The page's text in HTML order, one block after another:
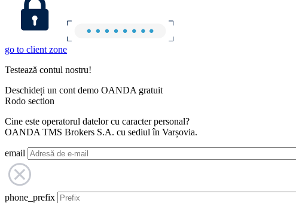
go to client zone
Testează contul nostru!
Deschideți un cont demo OANDA gratuit
Rodo section
Cine este operatorul datelor cu caracter personal?
OANDA TMS Brokers S.A. cu sediul în Varșovia.
email
phone_prefix